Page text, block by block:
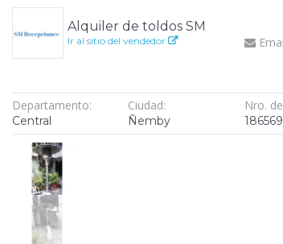
Alquiler de toldos SM
Ir al sitio del vendedor
Departamento:
Central
Ciudad:
Ñemby
Nro.